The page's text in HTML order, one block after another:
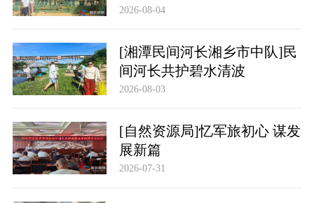
2026-08-04
[湘潭民间河长湘乡市中队]民
间河长共护碧水清波
2026-08-03
[自然资源局]忆军旅初心 谋发
展新篇
2026-07-31